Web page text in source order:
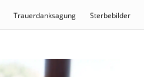
Trauerdanksagung Sterbebilder